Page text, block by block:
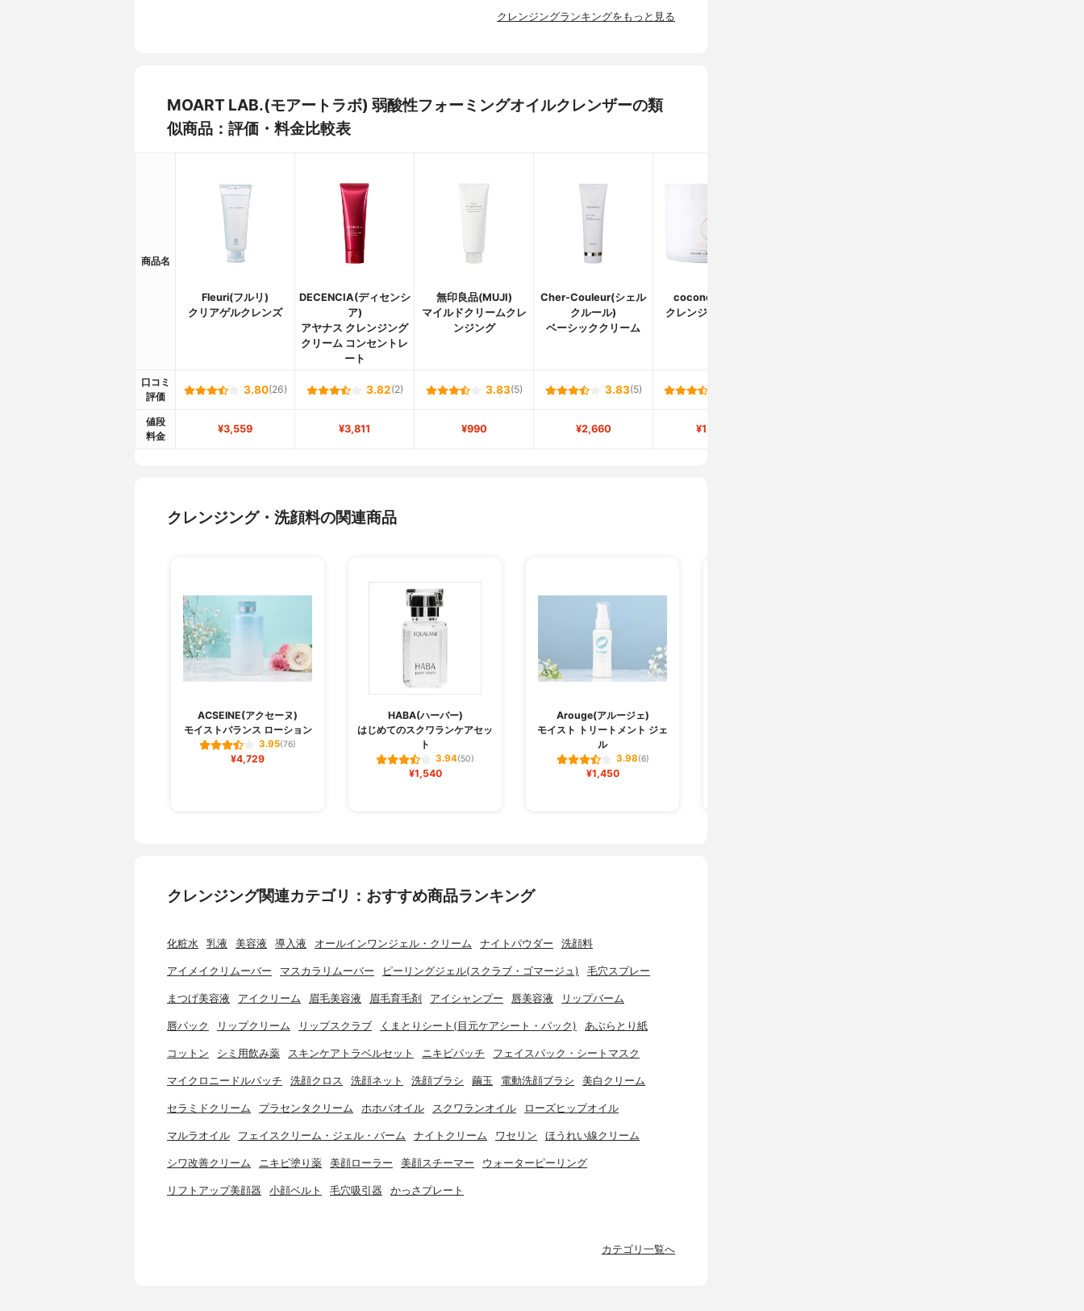
クレンジングランキングをもっと見る
MOART LAB.(モアートラボ) 弱酸性フォーミングオイルクレンザーの類
似商品：評価・料金比較表
商品名
Fleuri(フルリ)
クリアゲルクレンズ
DECENCIA(ディセンシ
ア)
アヤナス クレンジング
クリーム コンセントレ
ート
無印良品(MUJI)
マイルドクリームクレ
ンジング
Cher-Couleur(シェル
クルール)
ベーシッククリーム
cocone(ココネ)
クレンジングバーム
口コミ
評価
3.80(26) 3.82(2) 3.83(5) 3.83(5)
値段
料金
¥3,559 ¥3,811 ¥990 ¥2,660 ¥1,980
クレンジング・洗顔料の関連商品
ACSEINE(アクセーヌ)
モイストバランス ローション
3.95(76)
¥4,729
HABA(ハーバー)
はじめてのスクワランケアセッ
ト
3.94(50)
¥1,540
Arouge(アルージェ)
モイスト トリートメント ジェ
ル
3.98(6)
¥1,450
クレンジング関連カテゴリ：おすすめ商品ランキング
化粧水 乳液 美容液 導入液 オールインワンジェル・クリーム ナイトパウダー 洗顔料
アイメイクリムーバー マスカラリムーバー ピーリングジェル(スクラブ・ゴマージュ) 毛穴スプレー
まつげ美容液 アイクリーム 眉毛美容液 眉毛育毛剤 アイシャンプー 唇美容液 リップバーム
唇パック リップクリーム リップスクラブ くまとりシート(目元ケアシート・パック) あぶらとり紙
コットン シミ用飲み薬 スキンケアトラベルセット ニキビパッチ フェイスパック・シートマスク
マイクロニードルパッチ 洗顔クロス 洗顔ネット 洗顔ブラシ 繭玉 電動洗顔ブラシ 美白クリーム
セラミドクリーム プラセンタクリーム ホホバオイル スクワランオイル ローズヒップオイル
マルラオイル フェイスクリーム・ジェル・バーム ナイトクリーム ワセリン ほうれい線クリーム
シワ改善クリーム ニキビ塗り薬 美顔ローラー 美顔スチーマー ウォーターピーリング
リフトアップ美顔器 小顔ベルト 毛穴吸引器 かっさプレート
カテゴリ一覧へ